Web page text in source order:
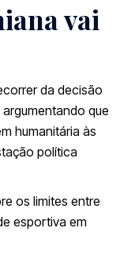
vai
da decisão
que
humanitária às
política
os limites entre
esportiva em